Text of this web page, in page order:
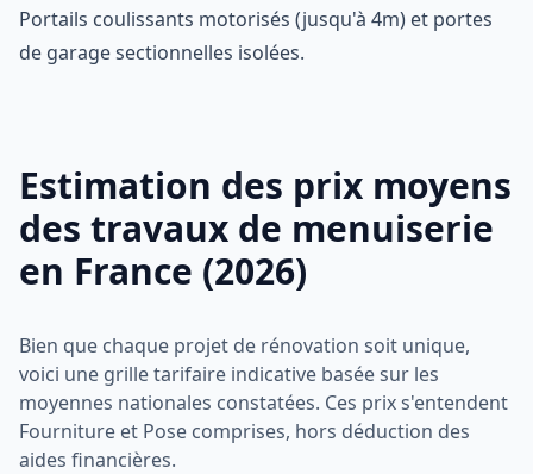
Portails coulissants motorisés (jusqu'à 4m) et portes
de garage sectionnelles isolées.
Estimation des prix moyens
des travaux de menuiserie
en France (2026)
Bien que chaque projet de rénovation soit unique,
voici une grille tarifaire indicative basée sur les
moyennes nationales constatées. Ces prix s'entendent
Fourniture et Pose comprises, hors déduction des
aides financières.